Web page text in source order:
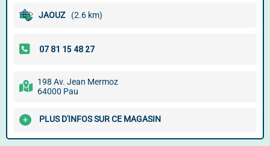
JAOUZ (2.6 km)
198 Av. Jean Mermoz
64000 Pau
PLUS D'INFOS SUR CE MAGASIN